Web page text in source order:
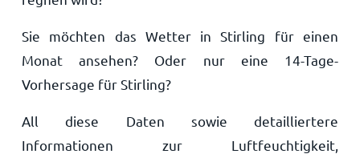
Sie möchten das Wetter in Stirling für einen
Monat ansehen? Oder nur eine 14-Tage-
Vorhersage für Stirling?
All diese Daten sowie detailliertere
Informationen zur Luftfeuchtigkeit,